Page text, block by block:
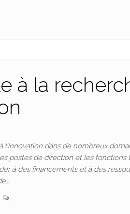
à la
dans de nombreux
postes de direction et les fonctions
à des financements et à des